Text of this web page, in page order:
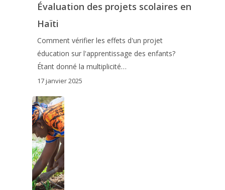
Évaluation des projets scolaires en
Haïti
Comment vérifier les effets d'un projet
éducation sur l'apprentissage des enfants?
Étant donné la multiplicité…
17 janvier 2025